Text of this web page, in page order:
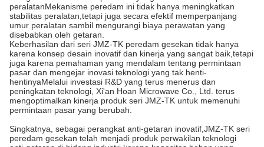
peralatanMekanisme peredam ini tidak hanya meningkatkan
stabilitas peralatan,tetapi juga secara efektif memperpanjang
umur peralatan sambil mengurangi biaya perawatan yang
disebabkan oleh getaran.
Keberhasilan dari seri JMZ-TK peredam gesekan tidak hanya
karena konsep desain inovatif dan kinerja yang sangat baik,tetapi
juga karena pemahaman yang mendalam tentang permintaan
pasar dan mengejar inovasi teknologi yang tak henti-
hentinyaMelalui investasi R&D yang terus menerus dan
peningkatan teknologi, Xi'an Hoan Microwave Co., Ltd. terus
mengoptimalkan kinerja produk seri JMZ-TK untuk memenuhi
permintaan pasar yang berubah.
Singkatnya, sebagai perangkat anti-getaran inovatif,JMZ-TK seri
peredam gesekan telah menjadi produk perwakilan teknologi